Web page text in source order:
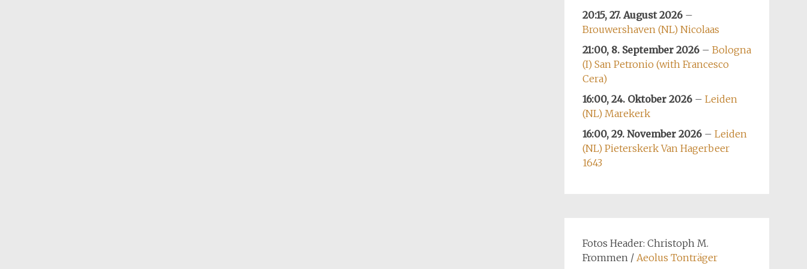
20:15, 27. August 2026–
Brouwershaven (NL) Nicolaas
21:00, 8. September 2026– Bologna
(I) San Petronio (with Francesco
Cera)
16:00, 24. Oktober 2026– Leiden
(NL) Marekerk
16:00, 29. November 2026– Leiden
(NL) Pieterskerk Van Hagerbeer
1643
Fotos Header: Christoph M.
Frommen / Aeolus Tonträger